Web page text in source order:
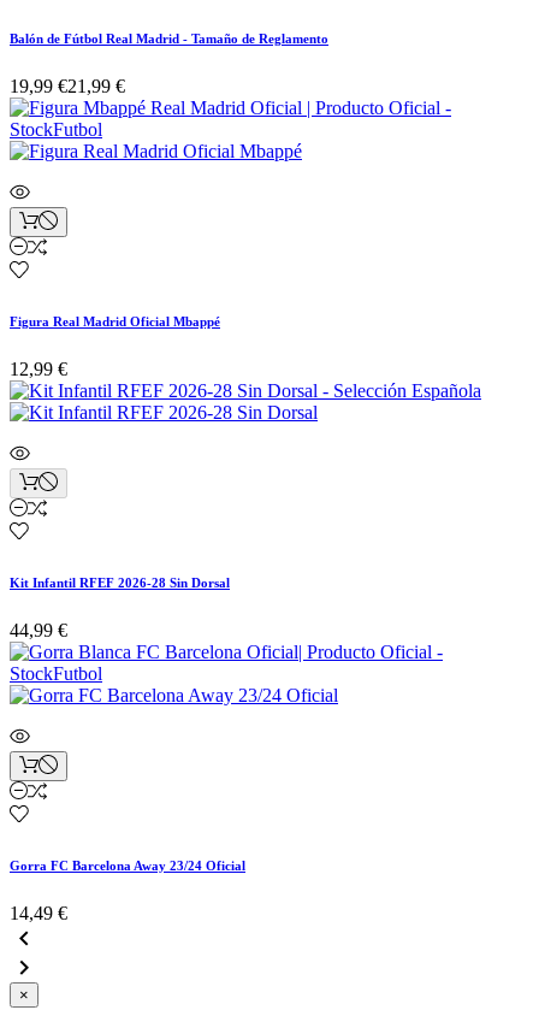
Balón de Fútbol Real Madrid - Tamaño de Reglamento
19,99 €21,99 €
Figura Real Madrid Oficial Mbappé
12,99 €
Kit Infantil RFEF 2026-28 Sin Dorsal
44,99 €
Gorra FC Barcelona Away 23/24 Oficial
14,49 €


×